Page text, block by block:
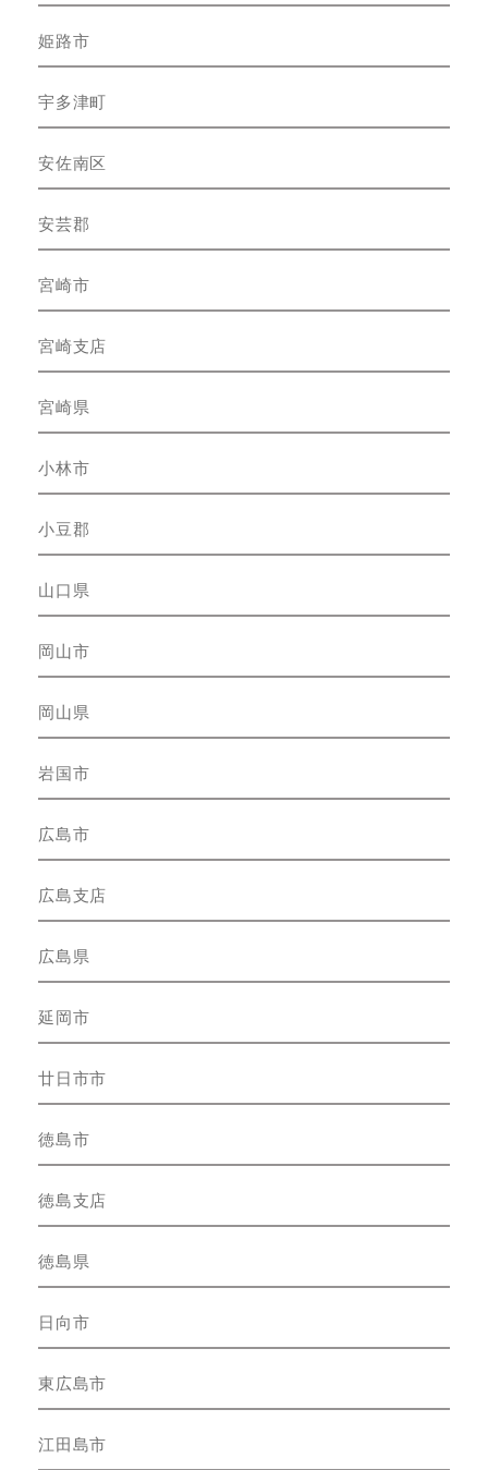
姫路市
宇多津町
安佐南区
安芸郡
宮崎市
宮崎支店
宮崎県
小林市
小豆郡
山口県
岡山市
岡山県
岩国市
広島市
広島支店
広島県
延岡市
廿日市市
徳島市
徳島支店
徳島県
日向市
東広島市
江田島市